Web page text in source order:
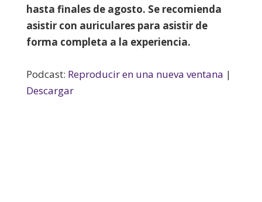
hasta finales de agosto. Se recomienda
asistir con auriculares para asistir de
forma completa a la experiencia.
Podcast: Reproducir en una nueva ventana |
Descargar